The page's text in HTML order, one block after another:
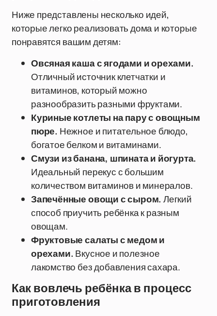
Ниже представлены несколько идей,
которые легко реализовать дома и которые
понравятся вашим детям:
Овсяная каша с ягодами и орехами.
Отличный источник клетчатки и
витаминов, который можно
разнообразить разными фруктами.
Куриные котлеты на пару с овощным
пюре. Нежное и питательное блюдо,
богатое белком и витаминами.
Смузи из банана, шпината и йогурта.
Идеальный перекус с большим
количеством витаминов и минералов.
Запечённые овощи с сыром. Легкий
способ приучить ребёнка к разным
овощам.
Фруктовые салаты с медом и
орехами. Вкусное и полезное
лакомство без добавления сахара.
Как вовлечь ребёнка в процесс
приготовления